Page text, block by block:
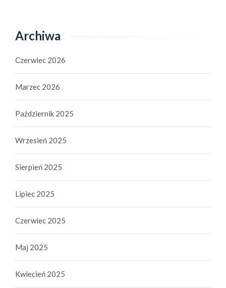
Archiwa
Czerwiec 2026
Marzec 2026
Październik 2025
Wrzesień 2025
Sierpień 2025
Lipiec 2025
Czerwiec 2025
Maj 2025
Kwiecień 2025